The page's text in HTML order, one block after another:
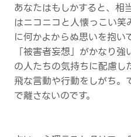
あなたはもしかすると、相
はニコニコと人懐っこい笑
に何かよからぬ思いを抱い
「被害者妄想」がかなり
の人たちの気持ちに配慮し
飛な言動や行動をしがち
で離さないのです。